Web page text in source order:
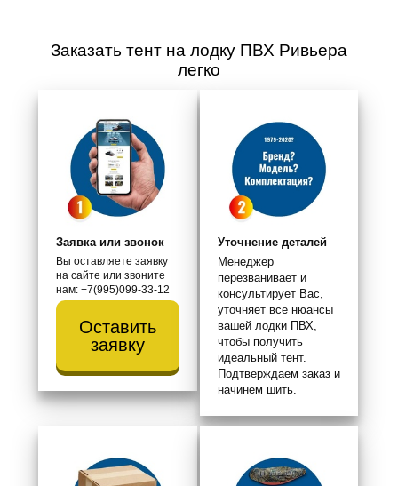
Заказать тент на лодку ПВХ Ривьера
легко
Заявка или звонок
Вы оставляете заявку
на сайте или звоните
нам: +7(995)099-33-12
Оставить
заявку
Уточнение деталей
Менеджер
перезванивает и
консультирует Вас,
уточняет все нюансы
вашей лодки ПВХ,
чтобы получить
идеальный тент.
Подтверждаем заказ и
начинем шить.